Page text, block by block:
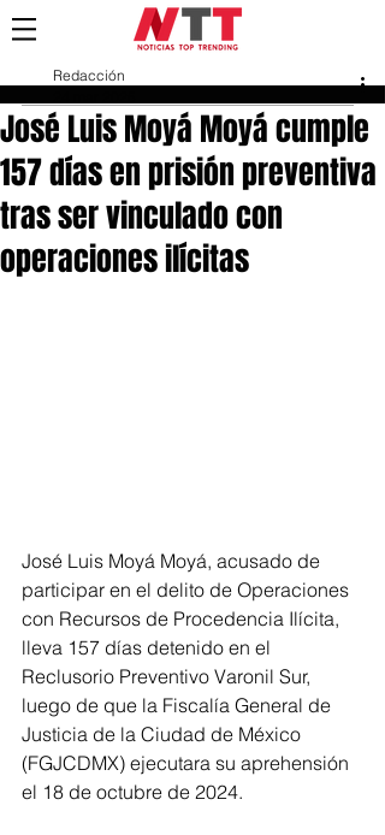
José Luis Moyá Moyá cumple
157 días en prisión preventiva
tras ser vinculado con
operaciones ilícitas
Redacción
José Luis Moyá Moyá, acusado de
participar en el delito de Operaciones
con Recursos de Procedencia Ilícita,
lleva 157 días detenido en el
Reclusorio Preventivo Varonil Sur,
luego de que la Fiscalía General de
Justicia de la Ciudad de México
(FGJCDMX) ejecutara su aprehensión
el 18 de octubre de 2024.